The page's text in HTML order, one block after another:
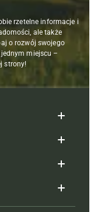
rzetelne informacje i
ale także
o rozwój swojego
miejscu –
strony!